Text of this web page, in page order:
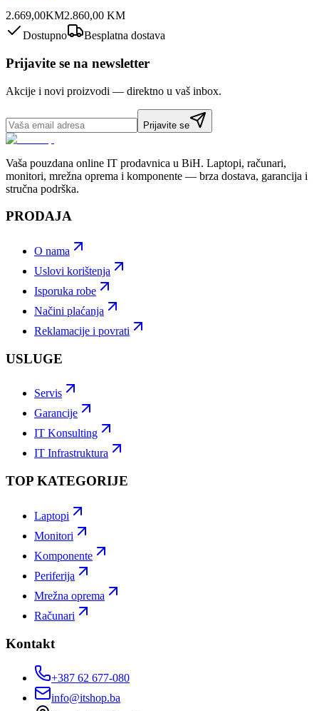
2.669,00KM2.860,00 KM
Dostupno
Besplatna dostava
Prijavite se na newsletter
Akcije i novi proizvodi — direktno u vaš inbox.
Prijavite se
Vaša pouzdana online IT prodavnica u BiH. Laptopi, računari,
monitori, mrežna oprema i komponente — brza dostava, garancija i
stručna podrška.
PRODAJA
O nama
Uslovi korištenja
Isporuka robe
Načini plaćanja
Reklamacije i povrati
USLUGE
Servis
Garancije
IT Konsulting
IT Infrastruktura
TOP KATEGORIJE
Laptopi
Monitori
Komponente
Periferija
Mrežna oprema
Računari
Kontakt
+387 62 677-080
info@itshop.ba